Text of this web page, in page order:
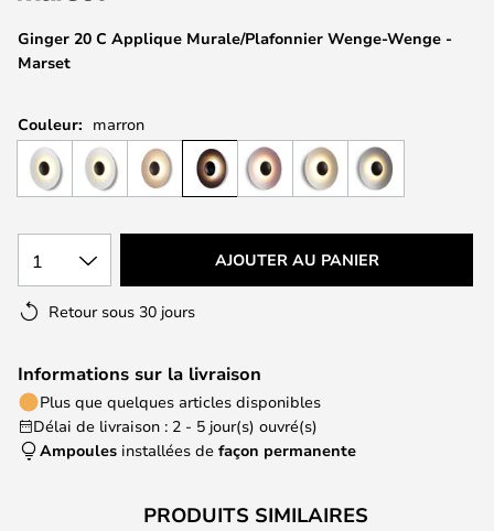
gallery
Ginger 20 C Applique Murale/Plafonnier Wenge-Wenge -
Marset
Couleur: marron
1 AJOUTER AU PANIER
Retour sous 30 jours
Informations sur la livraison
Plus que quelques articles disponibles
Délai de livraison : 2 - 5 jour(s) ouvré(s)
Ampoules installées de façon permanente
PRODUITS SIMILAIRES